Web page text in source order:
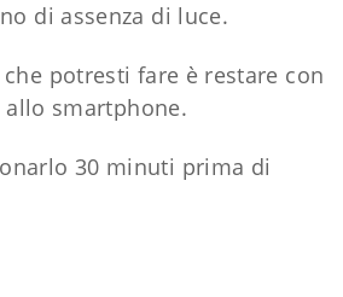
di assenza di luce.
potresti fare è restare con
smartphone.
30 minuti prima di